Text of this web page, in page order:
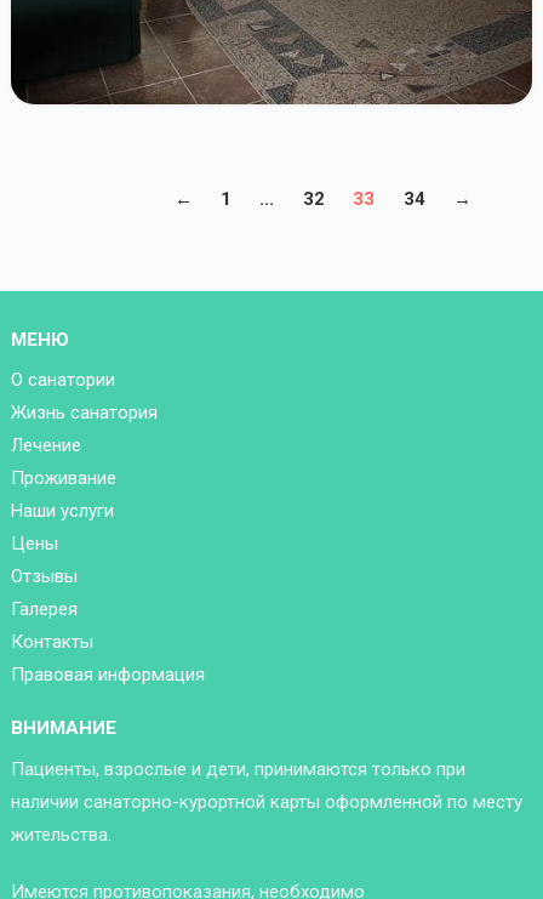
← 1 ... 32 33 34 →
МЕНЮ
О санатории
Жизнь санатория
Лечение
Проживание
Наши услуги
Цены
Отзывы
Галерея
Контакты
Правовая информация
ВНИМАНИЕ
Пациенты, взрослые и дети, принимаются только при
наличии санаторно-курортной карты оформленной по месту
жительства.
Имеются противопоказания, необходимо